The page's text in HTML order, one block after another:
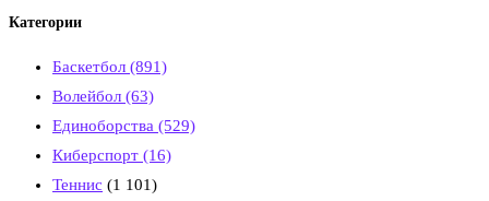
Категории
Баскетбол (891)
Волейбол (63)
Единоборства (529)
Киберспорт (16)
Теннис (1 101)